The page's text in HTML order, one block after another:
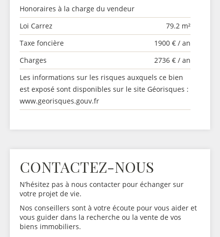
Honoraires à la charge du vendeur
Loi Carrez
79.2 m²
Taxe foncière
1900 € / an
Charges
2736 € / an
Les informations sur les risques auxquels ce bien
est exposé sont disponibles sur le site Géorisques :
www.georisques.gouv.fr
CONTACTEZ-NOUS
N’hésitez pas à nous contacter pour échanger sur
votre projet de vie.
Nos conseillers sont à votre écoute pour vous aider et
vous guider dans la recherche ou la vente de vos
biens immobiliers.